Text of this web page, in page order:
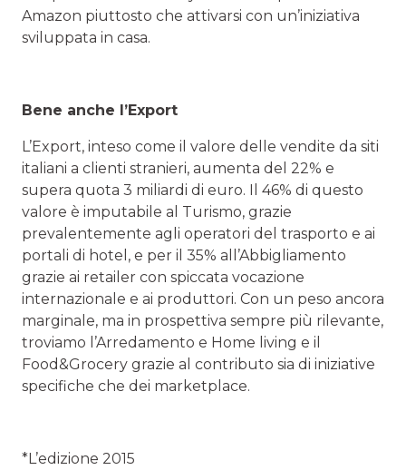
Amazon piuttosto che attivarsi con un’iniziativa
sviluppata in casa.
Bene anche l’Export
L’Export, inteso come il valore delle vendite da siti
italiani a clienti stranieri, aumenta del 22% e
supera quota 3 miliardi di euro. Il 46% di questo
valore è imputabile al Turismo, grazie
prevalentemente agli operatori del trasporto e ai
portali di hotel, e per il 35% all’Abbigliamento
grazie ai retailer con spiccata vocazione
internazionale e ai produttori. Con un peso ancora
marginale, ma in prospettiva sempre più rilevante,
troviamo l’Arredamento e Home living e il
Food&Grocery grazie al contributo sia di iniziative
specifiche che dei marketplace.
*L’edizione 2015